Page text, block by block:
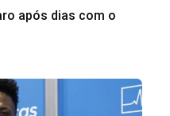
após dias com o